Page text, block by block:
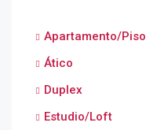
Apartamento/Piso
Ático
Duplex
Estudio/Loft